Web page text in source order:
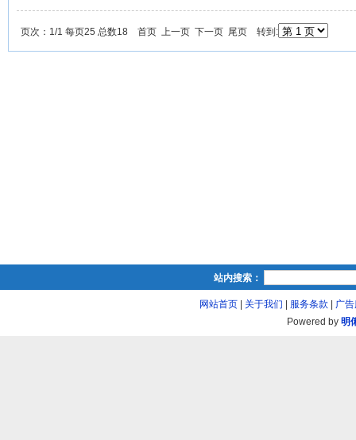
页次：1/1 每页25 总数18 首页 上一页 下一页 尾页 转到:
站内搜索：
网站首页| 关于我们 服务条款
广
Powered by 明